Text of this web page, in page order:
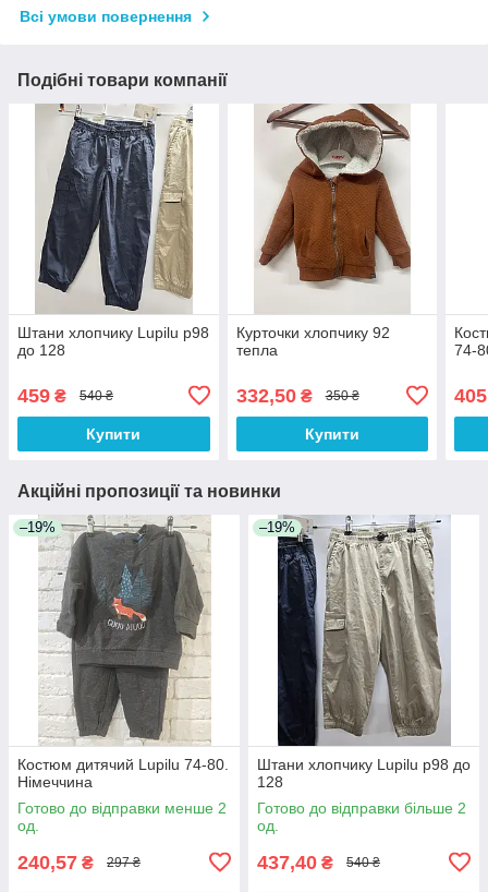
Всі умови повернення
Подібні товари компанії
Штани хлопчику Lupilu р98
до 128
459 ₴ 540 ₴
Купити
Курточки хлопчику 92
тепла
332,50₴ 350 ₴
Купити
74-
405
Акційні пропозиції та новинки
–19%
Костюм дитячий Lupilu 74-80.
Німеччина
Готово до відправки менше 2
од.
240,57 ₴ 297 ₴
–19%
Штани хлопчику Lupilu р98 до
128
Готово до відправки більше 2
од.
437,40 ₴ 540 ₴